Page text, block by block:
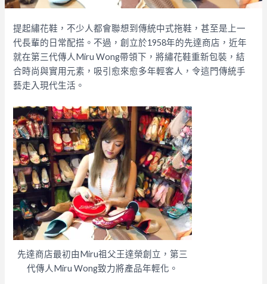
提起繡花鞋，不少人都會聯想到傳統中式拖鞋，甚至是上一
代長輩的日常配搭。不過，創立於1958年的先達商店，近年
就在第三代傳人Miru Wong帶領下，將繡花鞋重新包裝，結
合時尚與實用元素，吸引愈來愈多年輕客人，令這門傳統手
藝走入現代生活。
先達商店最初由Miru祖父王達榮創立，第三
代傳人Miru Wong致力將產品年輕化。